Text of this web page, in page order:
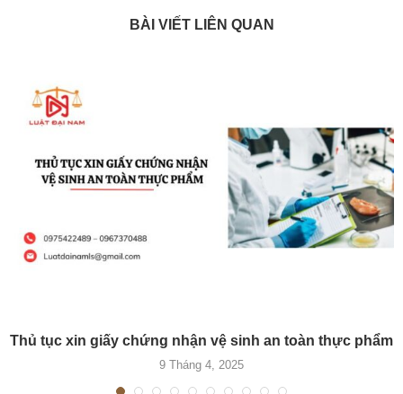
BÀI VIẾT LIÊN QUAN
Thủ tục xin giấy chứng nhận vệ sinh an toàn thực phẩm
9 Tháng 4, 2025